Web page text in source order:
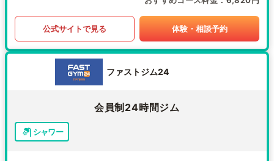
公式サイトで見る 体験・相談予約
ファストジム24
会員制24時間ジム
シャワー